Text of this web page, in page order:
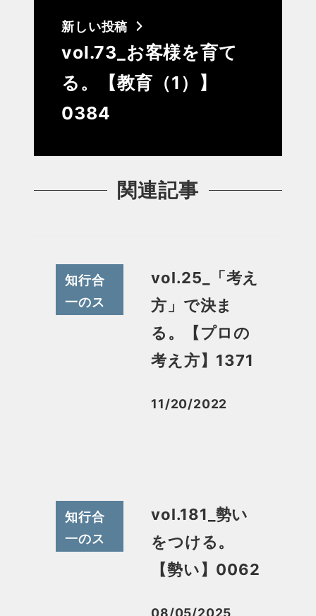
新しい投稿
vol.73_お客様を育て
る。【教育（1）】
0384
関連記事
知行合
一のス
vol.25_「考え
方」で決ま
る。【プロの
考え方】1371
投稿日
11/20/2022
知行合
一のス
vol.181_勢い
をつける。
【勢い】0062